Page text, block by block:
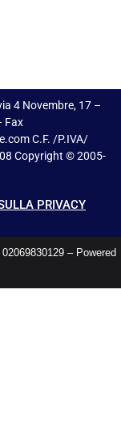
4 Novembre, 17 –
Fax
C.F. /P.IVA/
Copyright © 2005-
PRIVACY
– Powered